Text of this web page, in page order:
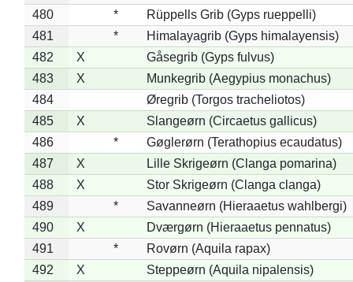
480
*
Rüppells Grib (Gyps rueppelli)
481
*
Himalayagrib (Gyps himalayensis)
482
X
Gåsegrib (Gyps fulvus)
483
X
Munkegrib (Aegypius monachus)
484
Øregrib (Torgos tracheliotos)
485
X
Slangeørn (Circaetus gallicus)
486
*
Gøglerørn (Terathopius ecaudatus)
487
X
Lille Skrigeørn (Clanga pomarina)
488
X
Stor Skrigeørn (Clanga clanga)
489
*
Savanneørn (Hieraaetus wahlbergi)
490
X
Dværgørn (Hieraaetus pennatus)
491
*
Rovørn (Aquila rapax)
492
X Steppeørn (Aquila nipalensis)